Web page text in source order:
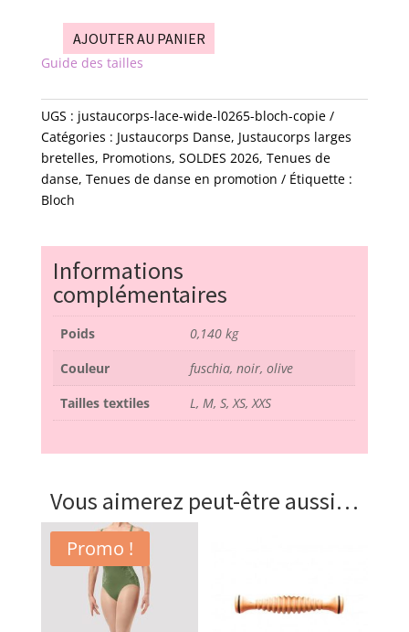
quantité
de
-
LACE
WIDE-
L0265
-
AJOUTER AU PANIER
Guide des tailles
UGS : justaucorps-lace-wide-l0265-bloch-copie
Catégories : Justaucorps Danse, Justaucorps larges
bretelles, Promotions, SOLDES 2026, Tenues de
danse, Tenues de danse en promotion
Étiquette :
Bloch
Informations
complémentaires
Poids
0,140 kg
Couleur
fuschia, noir, olive
Tailles textiles
L, M, S, XS, XXS
Vous aimerez peut-être aussi…
Promo !